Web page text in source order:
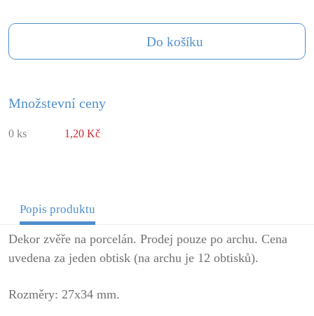
Do košíku
Množstevní ceny
0 ks 1,20 Kč
Popis produktu
Dekor zvěře na porcelán. Prodej pouze po archu. Cena
uvedena za jeden obtisk (na archu je 12 obtisků).
Rozměry: 27x34 mm.